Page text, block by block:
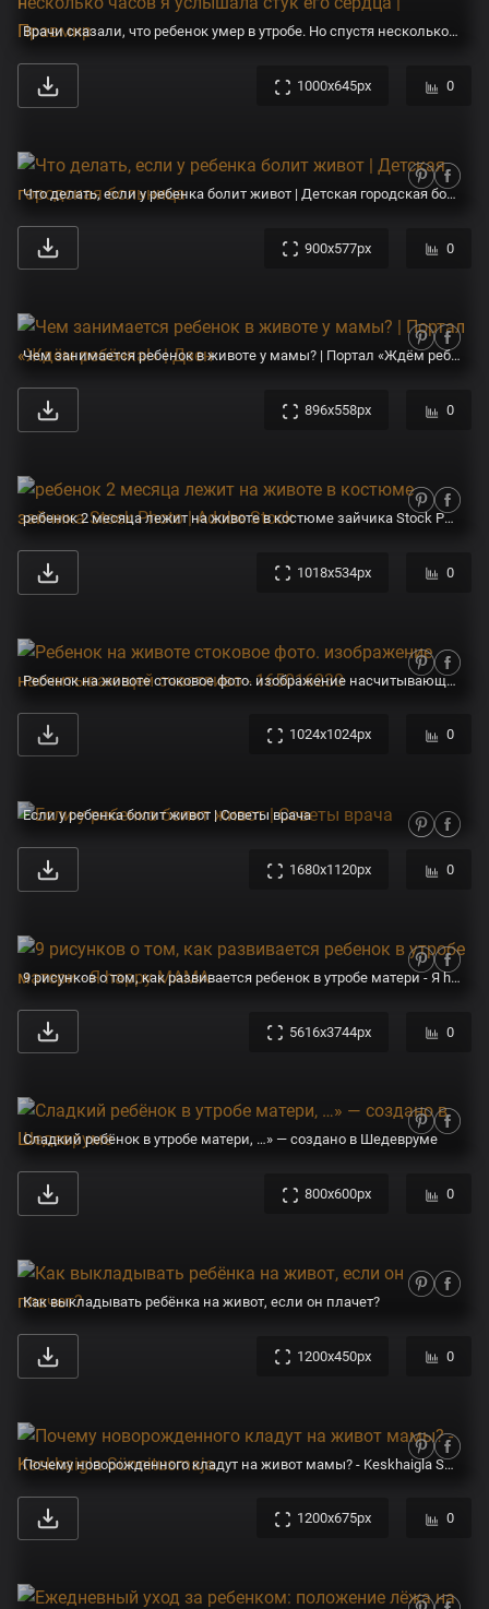
Врачи сказали, что ребенок умер в утробе. Но спустя несколько часов я услышала стук его сердца | Правмир
1000x645px 0
Что делать, если у ребенка болит живот | Детская городская больница
900x577px 0
Чем занимается ребенок в животе у мамы? | Портал «Ждём ребёнка!» | Дзен
896x558px 0
ребенок 2 месяца лежит на животе в костюме зайчика Stock Photo | Adobe Stock
1018x534px 0
Ребенок на животе стоковое фото. изображение насчитывающей счастливо - 165016230
1024x1024px 0
Если у ребенка болит живот | Советы врача
1680x1120px 0
9 рисунков о том, как развивается ребенок в утробе матери - Я happy МАМА
5616x3744px 0
Сладкий ребёнок в утробе матери, …» — создано в Шедевруме
800x600px 0
Как выкладывать ребёнка на живот, если он плачет?
1200x450px 0
Почему новорожденного кладут на живот мамы? - Keskhaigla Sünnitusmaja
1200x675px 0